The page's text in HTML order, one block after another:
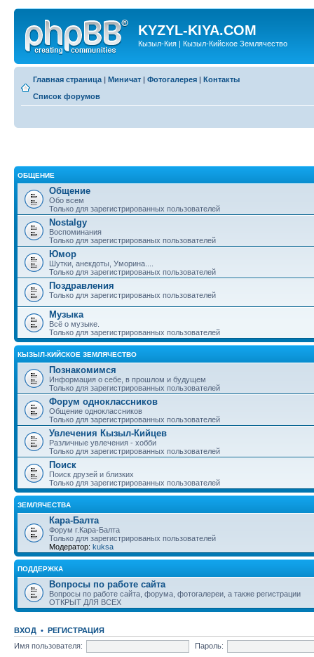
KYZYL-KIYA.COM
Кызыл-Кия | Кызыл-Кийское Землячество
Главная страница | Миничат | Фотогалерея | Контакты
Список форумов
ОБЩЕНИЕ
Общение
Обо всем
Только для зарегистрированных пользователей
Nostalgy
Воспоминания
Только для зарегистрированых пользователей
Юмор
Шутки, анекдоты, Уморина....
Только для зарегистрированых пользователей
Поздравления
Только для зарегистрированых пользователей
Музыка
Всё о музыке.
Только для зарегистрированных пользователей
КЫЗЫЛ-КИЙСКОЕ ЗЕМЛЯЧЕСТВО
Познакомимся
Информация о себе, в прошлом и будущем
Только для зарегистрированных пользователей
Форум одноклассников
Общение одноклассников
Только для зарегистрированных пользователей
Увлечения Кызыл-Кийцев
Различные увлечения - хобби
Только для зарегистрированных пользователей
Поиск
Поиск друзей и близких
Только для зарегистрированных пользователей
ЗЕМЛЯЧЕСТВА
Кара-Балта
Форум г.Кара-Балта
Только для зарегистрированых пользователей
Модератор: kuksa
ПОДДЕРЖКА
Вопросы по работе сайта
Вопросы по работе сайта, форума, фотогалереи, а также регистрации
ОТКРЫТ ДЛЯ ВСЕХ
ВХОД • РЕГИСТРАЦИЯ
Имя пользователя:
Пароль: